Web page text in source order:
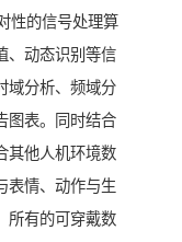
性的信号处理算
、动态识别等信
域分析、频域分
图表。同时结合
其他人机环境数
表情、动作与生
所有的可穿戴数